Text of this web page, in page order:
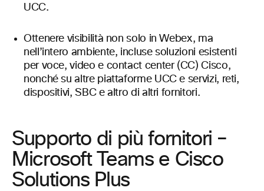
UCC.
Ottenere visibilità non solo in Webex, ma
nell’intero ambiente, incluse soluzioni esistenti
per voce, video e contact center (CC) Cisco,
nonché su altre piattaforme UCC e servizi, reti,
dispositivi, SBC e altro di altri fornitori.
Supporto di più fornitori –
Microsoft Teams e Cisco
Solutions Plus